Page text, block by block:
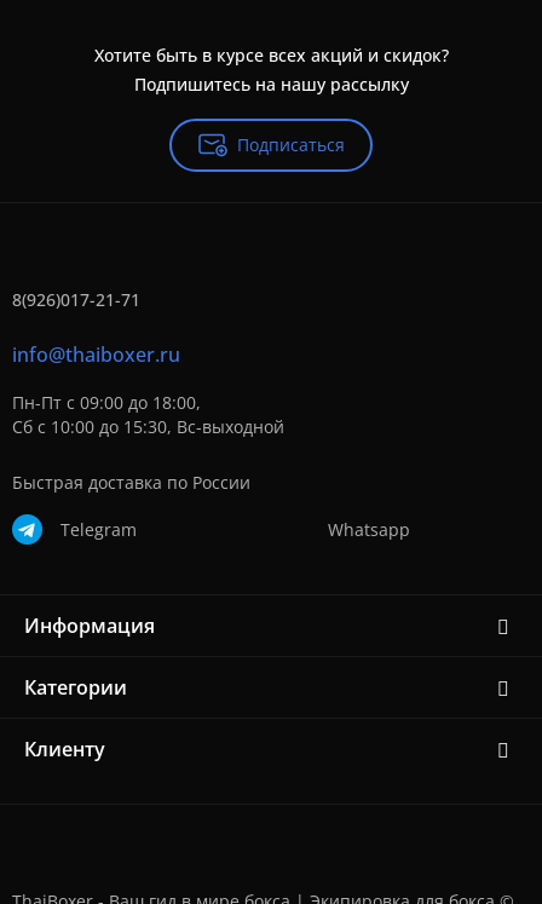
Хотите быть в курсе всех акций и скидок?
Подпишитесь на нашу рассылку
Подписаться
8(926)017-21-71
info@thaiboxer.ru
Пн-Пт с 09:00 до 18:00,
Сб с 10:00 до 15:30, Вс-выходной
Быстрая доставка по России
Telegram Whatsapp
Информация
Категории
Клиенту